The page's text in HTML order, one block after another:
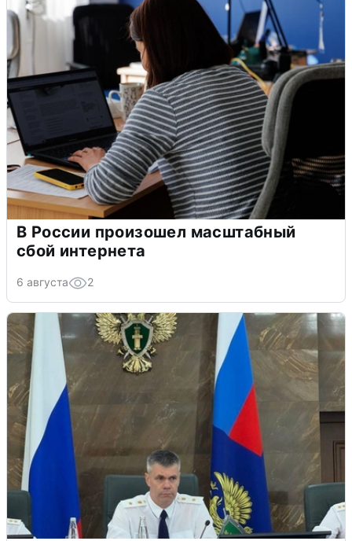
В России произошел масштабный
сбой интернета
6 августа 2